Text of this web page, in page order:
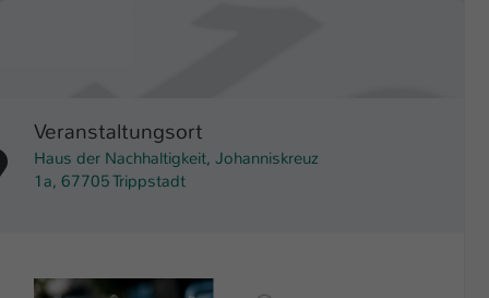
Veranstaltungsort
Haus der Nachhaltigkeit, Johanniskreuz
1a, 67705 Trippstadt
Show larger version